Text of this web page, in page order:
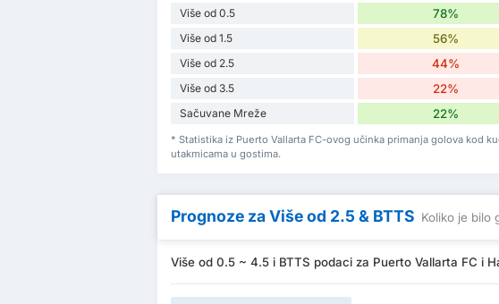
Više od 0.5
78%
Više od 1.5 56%
Više od 2.5 44%
Više od 3.5 22%
Sačuvane Mreže 22%
* Statistika iz Puerto Vallarta FC-ovog učinka primanja golova kod
utakmicama u gostima.
Prognoze za Više od 2.5 & BTTS Koliko je bilo
Više od 0.5 ~ 4.5 i BTTS podaci za Puerto Vallarta FC i